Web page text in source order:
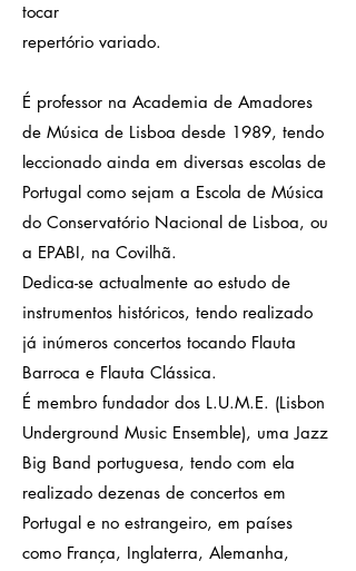
tocar
repertório variado.
É professor na Academia de Amadores
de Música de Lisboa desde 1989, tendo
leccionado ainda em diversas escolas de
Portugal como sejam a Escola de Música
do Conservatório Nacional de Lisboa, ou
a EPABI, na Covilhã.
Dedica-se actualmente ao estudo de
instrumentos históricos, tendo realizado
já inúmeros concertos tocando Flauta
Barroca e Flauta Clássica.
É membro fundador dos L.U.M.E. (Lisbon
Underground Music Ensemble), uma Jazz
Big Band portuguesa, tendo com ela
realizado dezenas de concertos em
Portugal e no estrangeiro, em países
como França, Inglaterra, Alemanha,